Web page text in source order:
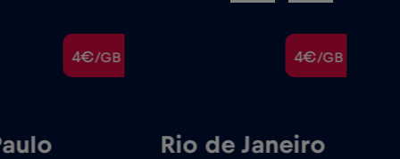
4€/GB 4€/GB
Rio de Janeiro